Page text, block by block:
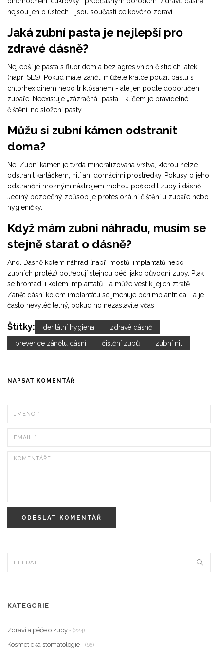
nejsou jen o ústech - jsou součástí celkového zdraví.
Jaká zubní pasta je nejlepší pro
zdravé dásně?
Nejlepší je pasta s fluoridem a bez agresivních čisticích látek
(např. SLS). Pokud máte zánět, můžete krátce použít pastu s
chlorhexidinem nebo triklósanem - ale jen podle doporučení
zubaře. Neexistuje „zázračná“ pasta - klíčem je pravidelné
čištění, ne složení pasty.
Můžu si zubní kámen odstranit
doma?
Ne. Zubní kámen je tvrdá mineralizovaná vrstva, kterou nelze
odstranit kartáčkem, nití ani domácími prostředky. Pokusy o jeho
odstranění hrozným nástrojem mohou poškodit zuby i dásně.
Jediný bezpečný způsob je profesionální čištění u zubaře nebo
hygieničky.
Když mám zubní náhradu, musím se
stejně starat o dásně?
Ano. Dásně kolem náhrad (např. mostů, implantátů nebo
zubních protéz) potřebují stejnou péči jako původní zuby. Plak
se hromadí i kolem implantátů - a může vést k jejich ztrátě.
Zánět dásní kolem implantátu se jmenuje periimplantitida - a je
často nevyléčitelný, pokud ho nezastavíte včas.
Štítky: dentální hygiena zdravé dásně
prevence zánětu dásní čištění zubů zubní nit
NAPSAT KOMENTÁŘ
ODESLAT KOMENTÁŘ
KATEGORIE
Zdraví a péče o zuby - (224)
Kosmetická stomatologie - (66)